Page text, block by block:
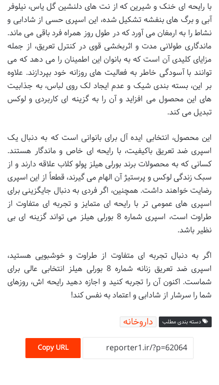
با رایحه ای خنک و شیرین که از نت های دلنشین گل یاس، نیلوفر
آبی و برگ های بنفشه تشکیل شده، این اسپری حسی از شادابی و
نشاط را به ارمغان می آورد که در طول روز همراه فرد باقی می ماند.
ماندگاری طولانی مدت و اثربخشی قوی در کنترل تعریق، از جمله
مزایای کلیدی آن است که به بانوان این اطمینان را می دهد که می
توانند با آسودگی خاطر به فعالیت های روزانه خود بپردازند. علاوه
بر این، بسته بندی شیک و عدم ایجاد لک روی لباس، به جذابیت
های این محصول می افزاید و آن را به گزینه ای کاربردی و لوکس
تبدیل می کند.
این محصول، انتخابی ایده آل برای بانوانی است که به دنبال یک
اسپری ضد تعریق باکیفیت، با رایحه ای خاص و ماندگار هستند.
کسانی که به محصولات برند بورلی هیلز پولو کلاب علاقه دارند و از
سبک زندگی لوکس و پرستیژ آن الهام می گیرند، قطعاً از این اسپری
رضایت خواهند داشت. همچنین، اگر فردی به دنبال جایگزینی برای
اسپری های عمومی تر با رایحه ای متمایز و تجربه ای متفاوت از
طراوت است، اسپری شماره 8 بورلی هیلز می تواند گزینه ای بی
نظیر باشد.
اگر به دنبال تجربه ای متفاوت از طراوت و خوشبویی هستید،
اسپری ضد تعریق زنانه شماره 8 بورلی هیلز انتخابی عالی برای
شماست. اکنون آن را تجربه کنید و اجازه دهید رایحه اش، روزهای
شما را سرشار از شادابی و اعتماد به نفس کند!
دسته بندی مطلب داروخانه
Copy URL